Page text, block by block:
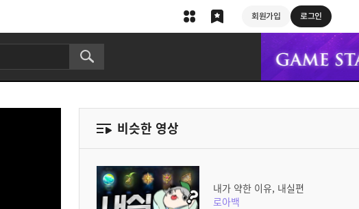
회원가입 로그인
비슷한 영상
내가 약한 이유, 내실편
로아백